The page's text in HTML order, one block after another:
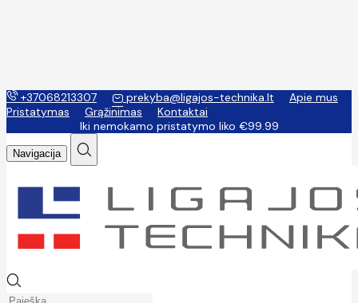
+37068213307 prekyba@ligajos-technika.lt
Apie mus
Pristatymas
Grąžinimas
Kontaktai
Iki nemokamo pristatymo liko €99.99
Navigacija